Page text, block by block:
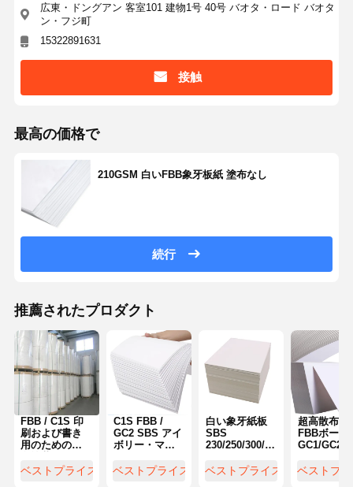
広東・ドングアン 客室101 建物1号 40号 バオタ・ロード バオタ
ン・フジ町
15322891631
接触
最高の価格で
210GSM 白いFBB象牙板紙 塗布なし
続行
推薦されたプロダクト
FBB / C1S 印
刷および書き
用のための白
象牙板紙
ベストプライス
C1S FBB /
GC2 SBS アイ
ボリー・マウ
食品用紙 アン
チ・クルル
ベストプライス
白い象牙紙板
SBS
230/250/300/350gm
ベストプライス
超高散布型
FBBボード
GC1/GC2
紙
ベストプ